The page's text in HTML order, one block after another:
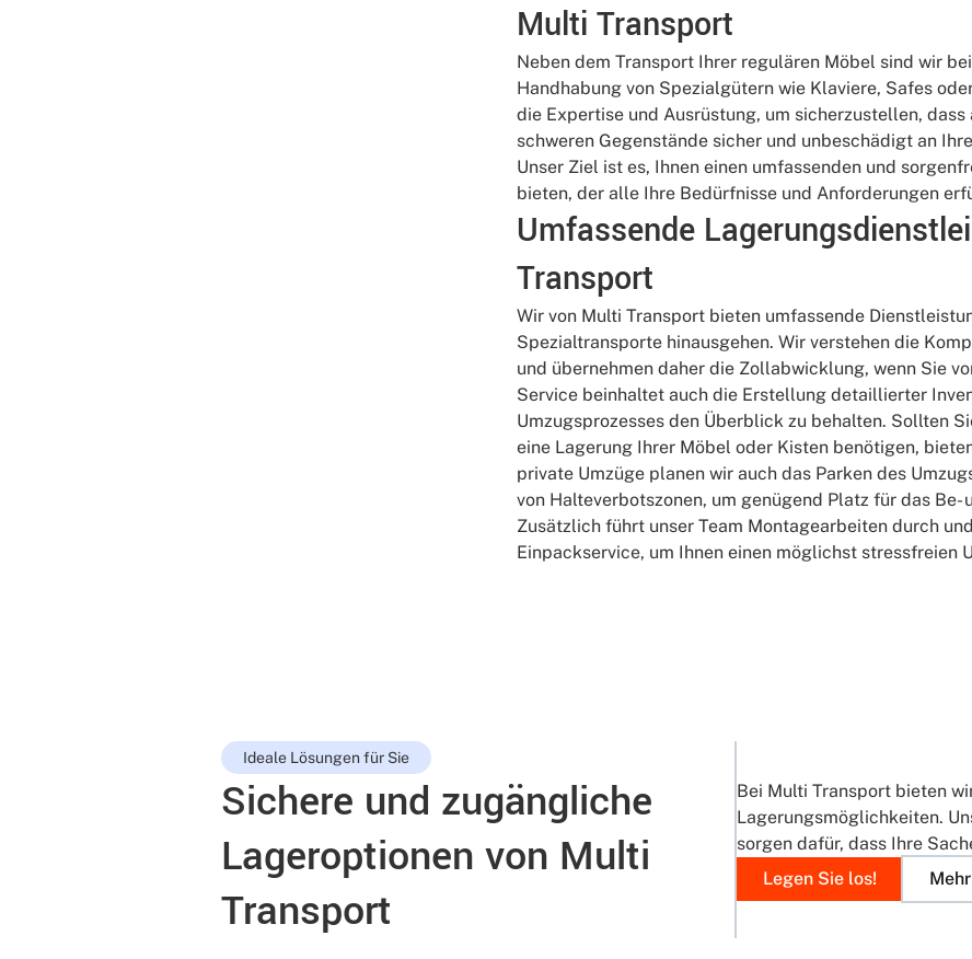
Multi Transport
Neben dem Transport Ihrer regulären Möbel sind wir
Handhabung von Spezialgütern wie Klaviere, Safes
die Expertise und Ausrüstung, um sicherzustellen,
schweren Gegenstände sicher und unbeschädigt an
Unser Ziel ist es, Ihnen einen umfassenden und
bieten, der alle Ihre Bedürfnisse und Anforderungen
Umfassende
Transport
Wir von Multi Transport bieten umfassende
Spezialtransporte hinausgehen. Wir verstehen die
und übernehmen daher die Zollabwicklung, wenn Sie
Service beinhaltet auch die Erstellung detaillierter
Umzugsprozesses den Überblick zu behalten. Sollten
eine Lagerung Ihrer Möbel oder Kisten benötigen,
private Umzüge planen wir auch das Parken des
von Halteverbotszonen, um genügend Platz für das Be-
Zusätzlich führt unser Team Montagearbeiten durch
Einpackservice, um Ihnen einen möglichst stressfreien
Ideale Lösungen für Sie
Sichere und zugängliche
Lageroptionen von Multi
Transport
Bei Multi Transport bieten
Lagerungsmöglichkeiten.
sorgen dafür, dass Ihre
Legen Sie los!